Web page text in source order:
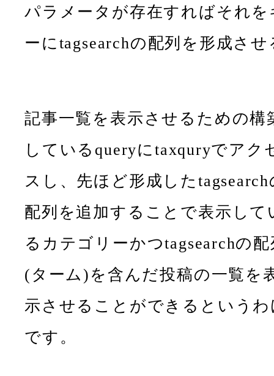
パラメータが存在すればそれを
ーにtagsearchの配列を形成させ
記事一覧を表示させるための構
しているqueryにtaxquryでアク
スし、先ほど形成したtagsearch
配列を追加することで表示して
るカテゴリーかつtagsearchの配
(ターム)を含んだ投稿の一覧を
示させることができるというわ
です。